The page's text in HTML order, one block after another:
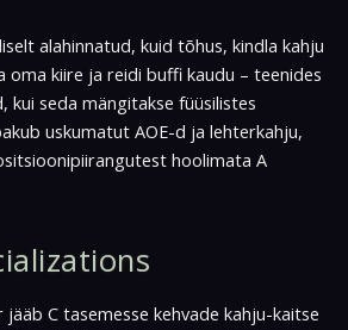
alahinnatud, kuid tõhus, kindla kahju
oma kiire ja reidi buffi kaudu – teenides
kui seda mängitakse füüsilistes
uskumatut AOE-d ja lehterkahju,
hoolimata A
C tasemesse kehvade kahju-kaitse